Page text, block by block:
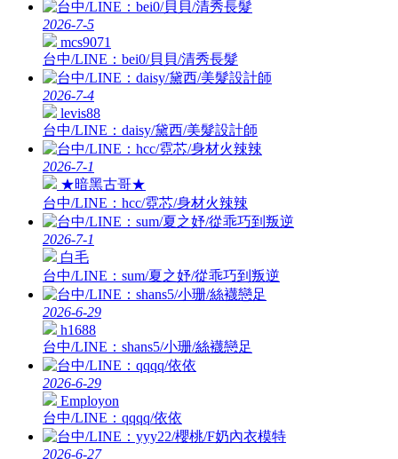
2026-7-5
mcs9071
台中/LINE：bei0/貝貝/清秀長髮
2026-7-4
levis88
台中/LINE：daisy/黛西/美髮設計師
2026-7-1
★暗黑古哥★
台中/LINE：hcc/霓芯/身材火辣辣
2026-7-1
白毛
台中/LINE：sum/夏之妤/從乖巧到叛逆
2026-6-29
h1688
台中/LINE：shans5/小珊/絲襪戀足
2026-6-29
Employon
台中/LINE：qqqq/依依
2026-6-27